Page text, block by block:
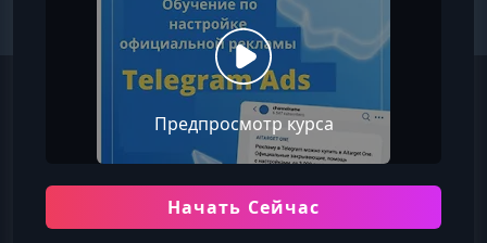
Предпросмотр курса
Начать Сейчас